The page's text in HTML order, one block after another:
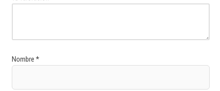
Nombre *